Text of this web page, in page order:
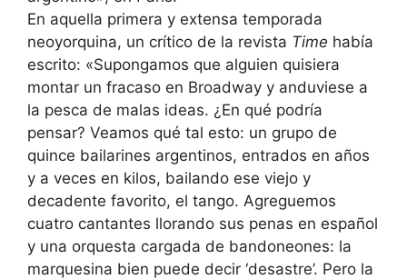
En aquella primera y extensa temporada
neoyorquina, un crítico de la revista Time había
escrito: «Supongamos que alguien quisiera
montar un fracaso en Broadway y anduviese a
la pesca de malas ideas. ¿En qué podría
pensar? Veamos qué tal esto: un grupo de
quince bailarines argentinos, entrados en años
y a veces en kilos, bailando ese viejo y
decadente favorito, el tango. Agreguemos
cuatro cantantes llorando sus penas en español
y una orquesta cargada de bandoneones: la
marquesina bien puede decir ‘desastre’. Pero la